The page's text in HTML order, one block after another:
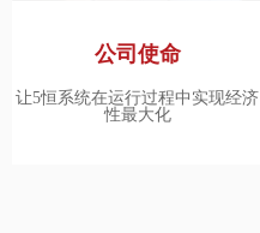
公司使命
让5恒系统在运行过程中实现经济
性最大化